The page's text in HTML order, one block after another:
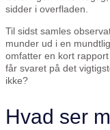
sidder i overfladen.
Til sidst samles
munder ud i en
omfatter en kort
får svaret på det
ikke?
Hvad ser